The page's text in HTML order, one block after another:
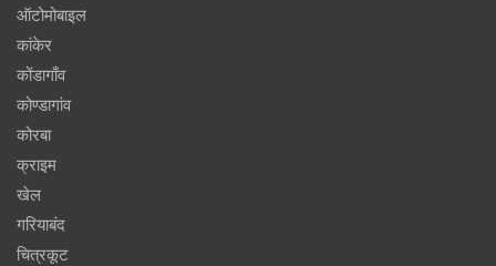
ऑटोमोबाइल
कांकेर
कोंडागाँव
कोण्डागांव
कोरबा
क्राइम
खेल
गरियाबंद
चित्रकूट